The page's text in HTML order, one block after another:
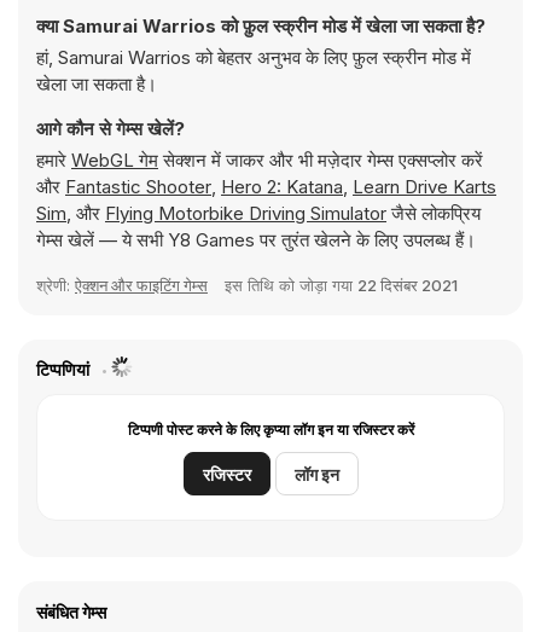
क्या Samurai Warrios को फ़ुल स्क्रीन मोड में खेला जा सकता है?
हां, Samurai Warrios को बेहतर अनुभव के लिए फ़ुल स्क्रीन मोड में
खेला जा सकता है।
आगे कौन से गेम्स खेलें?
हमारे WebGL गेमसेक्शन में जाकर और भी मज़ेदार गेम्स एक्सप्लोर करें
और Fantastic Shooter, Hero 2: Katana, Learn Drive Karts
Sim, और Flying Motorbike Driving Simulatorजैसे लोकप्रिय
गेम्स खेलें — ये सभी Y8 Games पर तुरंत खेलने के लिए उपलब्ध हैं।
श्रेणी: ऐक्शन और फाइटिंग गेम्स इस तिथि को जोड़ा गया 22 दिसंबर 2021
टिप्पणियां
टिप्पणी पोस्ट करने के लिए कृप्या लॉग इन या रजिस्टर करें
रजिस्टर लॉग इन
संबंधित गेम्स